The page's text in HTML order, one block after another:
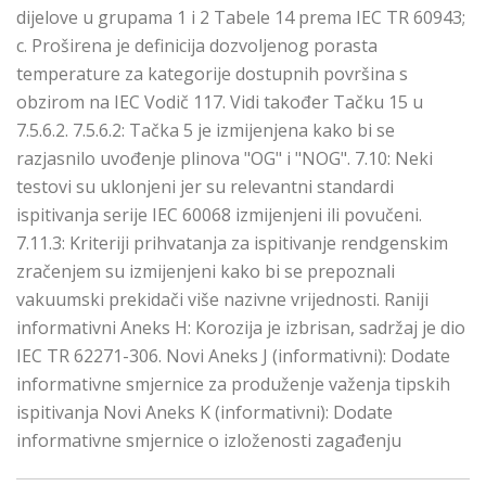
dijelove u grupama 1 i 2 Tabele 14 prema IEC TR 60943;
c. Proširena je definicija dozvoljenog porasta
temperature za kategorije dostupnih površina s
obzirom na IEC Vodič 117. Vidi također Tačku 15 u
7.5.6.2. 7.5.6.2: Tačka 5 je izmijenjena kako bi se
razjasnilo uvođenje plinova "OG" i "NOG". 7.10: Neki
testovi su uklonjeni jer su relevantni standardi
ispitivanja serije IEC 60068 izmijenjeni ili povučeni.
7.11.3: Kriteriji prihvatanja za ispitivanje rendgenskim
zračenjem su izmijenjeni kako bi se prepoznali
vakuumski prekidači više nazivne vrijednosti. Raniji
informativni Aneks H: Korozija je izbrisan, sadržaj je dio
IEC TR 62271-306. Novi Aneks J (informativni): Dodate
informativne smjernice za produženje važenja tipskih
ispitivanja Novi Aneks K (informativni): Dodate
informativne smjernice o izloženosti zagađenju